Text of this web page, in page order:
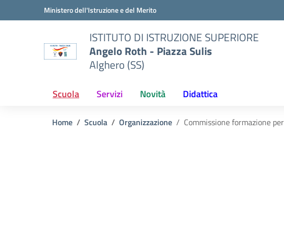
Vai ai contenuti
Vai al menu di navigazioneMinistero dell'Istruzione e del Merito
ISTITUTO DI ISTRUZIONE SUPERIORE
Angelo Roth - Piazza Sulis
Alghero (SS)
Scuola Servizi Novità Didattica
Home Scuola Organizzazione Commissione formazione